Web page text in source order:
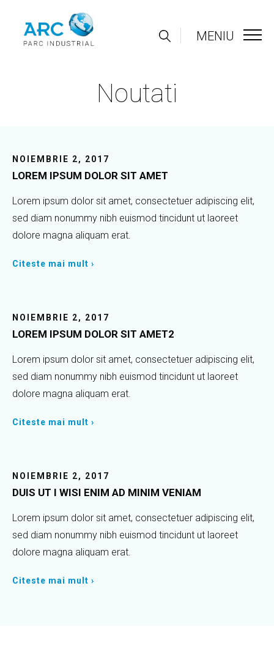
MENIU
Noutati
NOIEMBRIE 2, 2017
LOREM IPSUM DOLOR SIT AMET
Lorem ipsum dolor sit amet, consectetuer adipiscing elit,
sed diam nonummy nibh euismod tincidunt ut laoreet
dolore magna aliquam erat.
Citeste mai mult ›
NOIEMBRIE 2, 2017
LOREM IPSUM DOLOR SIT AMET2
Lorem ipsum dolor sit amet, consectetuer adipiscing elit,
sed diam nonummy nibh euismod tincidunt ut laoreet
dolore magna aliquam erat.
Citeste mai mult ›
NOIEMBRIE 2, 2017
DUIS UT I WISI ENIM AD MINIM VENIAM
Lorem ipsum dolor sit amet, consectetuer adipiscing elit,
sed diam nonummy nibh euismod tincidunt ut laoreet
dolore magna aliquam erat.
Citeste mai mult ›